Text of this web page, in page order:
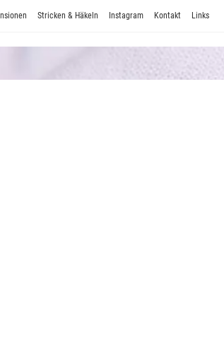
Stricken & Häkeln Instagram Kontakt Links